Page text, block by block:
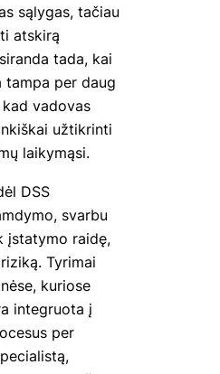
sąlygas, tačiau
atskirą
tada, kai
tampa per daug
vadovas
užtikrinti
laikymąsi.
DSS
svarbu
įstatymo raidę,
Tyrimai
kuriose
integruota į
per